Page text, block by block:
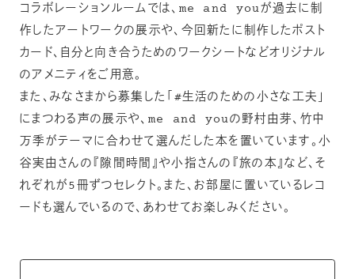
コラボレーションルームでは、me and youが過去に制
作したアートワークの展示や、今回新たに制作したポスト
カード、自分と向き合うためのワークシートなどオリジナル
のアメニティをご用意。
また、みなさまから募集した「#生活のための小さな工夫」
にまつわる声の展示や、me and youの野村由芽、竹中
万季がテーマに合わせて選んだした本を置いています。小
谷実由さんの『隙間時間』や小指さんの『旅の本』など、そ
れぞれが5冊ずつセレクト。また、お部屋に置いているレコ
ードも選んでいるので、あわせてお楽しみください。